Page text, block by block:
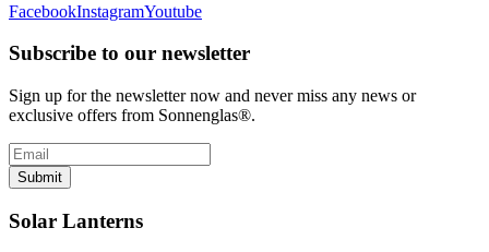
FacebookInstagramYoutube
Subscribe to our newsletter
Sign up for the newsletter now and never miss any news or
exclusive offers from Sonnenglas®.
Submit
Solar Lanterns